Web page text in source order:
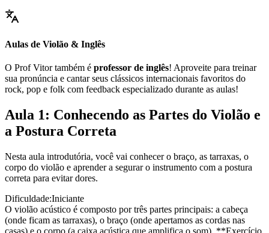
Aulas de Violão & Inglês
O Prof Vitor também é professor de inglês! Aproveite para treinar
sua pronúncia e cantar seus clássicos internacionais favoritos do
rock, pop e folk com feedback especializado durante as aulas!
Aula 1: Conhecendo as Partes do Violão e
a Postura Correta
Nesta aula introdutória, você vai conhecer o braço, as tarraxas, o
corpo do violão e aprender a segurar o instrumento com a postura
correta para evitar dores.
Dificuldade:Iniciante
O violão acústico é composto por três partes principais: a cabeça
(onde ficam as tarraxas), o braço (onde apertamos as cordas nas
casas) e o corpo (a caixa acústica que amplifica o som). **Exercício